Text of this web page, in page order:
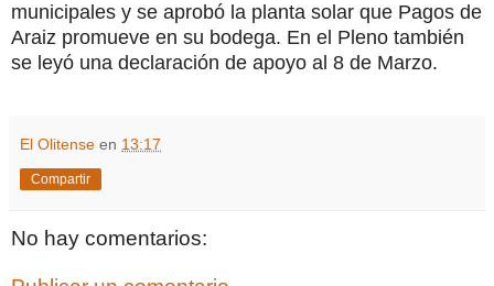
municipales y se aprobó la planta solar que Pagos de
Araiz promueve en su bodega. En el Pleno también
se leyó una declaración de apoyo al 8 de Marzo.
El Olitense en 13:17
Compartir
No hay comentarios: